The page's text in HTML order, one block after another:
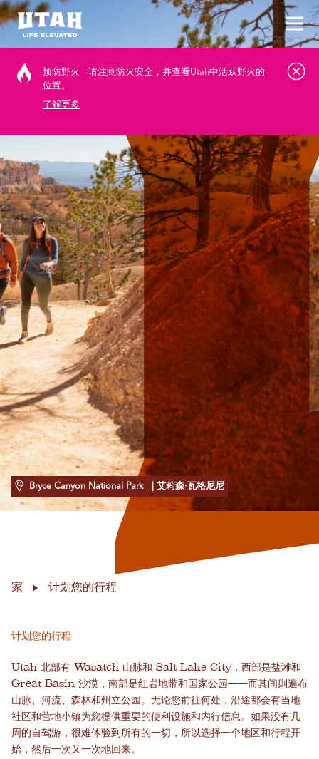
切换
预防野火
请注意防火安全，并查看Utah中活跃野火的
位置。
了解更多
Bryce Canyon National Park | 艾莉森·瓦格尼尼
家 计划您的行程
计划您的行程
Utah 北部有 Wasatch 山脉和 Salt Lake City，西部是盐滩和
Great Basin 沙漠，南部是红岩地带和国家公园——而其间则遍布
山脉、河流、森林和州立公园。无论您前往何处，沿途都会有当地
社区和营地小镇为您提供重要的便利设施和内行信息。如果没有几
周的自驾游，很难体验到所有的一切，所以选择一个地区和行程开
始，然后一次又一次地回来。